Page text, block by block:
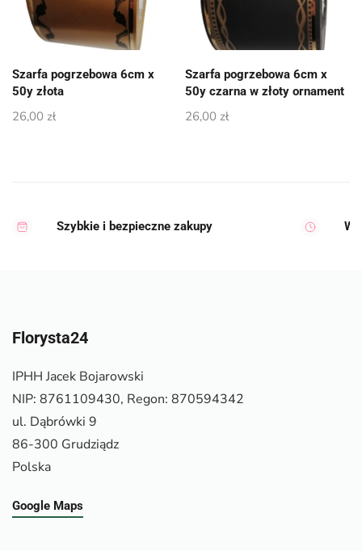
Szarfa pogrzebowa 6cm x
50y złota
26,00 zł
Szarfa pogrzebowa 6cm x
50y czarna w złoty ornament
26,00 zł
Szybkie i bezpieczne zakupy
Florysta24
IPHH Jacek Bojarowski
NIP: 8761109430, Regon: 870594342
ul. Dąbrówki 9
86-300 Grudziądz
Polska
Google Maps